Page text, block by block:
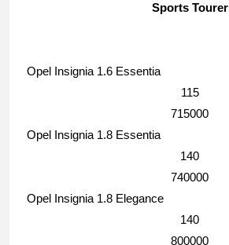
Sports Tourer
Opel Insignia 1.6 Essentia
115
715000
Opel Insignia 1.8 Essentia
140
740000
Opel Insignia 1.8 Elegance
140
800000